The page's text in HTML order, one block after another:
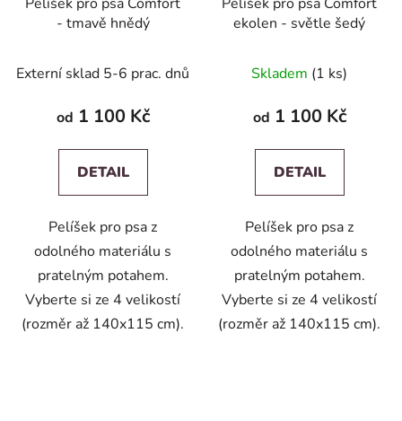
- tmavě hnědý
Externí sklad 5-6 prac. dnů
od 1 100 Kč
DETAIL
Pelíšek pro psa z
odolného materiálu s
pratelným potahem.
Vyberte si ze 4 velikostí
(rozměr až 140x115 cm).
ekolen - světle šedý
Skladem (1 ks)
od 1 100 Kč
DETAIL
Pelíšek pro psa z
odolného materiálu s
pratelným potahem.
Vyberte si ze 4 velikostí
(rozměr až 140x115 cm).